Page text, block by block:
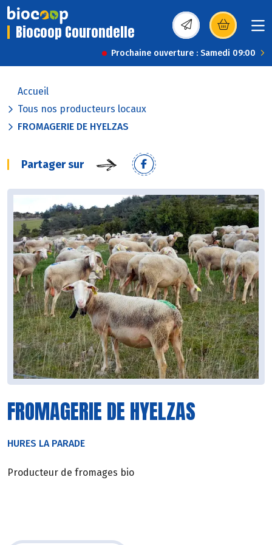
Biocoop Courondelle (s’ouvre dans une
Prochaine ouverture : Samedi 09:00
Accueil
Tous nos producteurs locaux
FROMAGERIE DE HYELZAS
Partager sur
FROMAGERIE DE HYELZAS
HURES LA PARADE
Producteur de fromages bio